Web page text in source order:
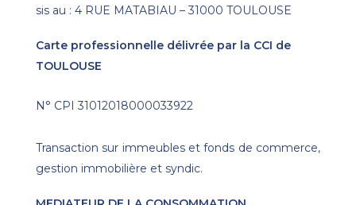
sis au : 4 RUE MATABIAU – 31000 TOULOUSE
Carte professionnelle délivrée par la CCI de
TOULOUSE
N° CPI 31012018000033922
Transaction sur immeubles et fonds de commerce,
gestion immobilière et syndic.